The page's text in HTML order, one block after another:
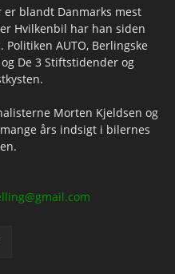
er blandt Danmarks mest
Hvilkenbil har han siden
AUTO, Berlingske
De 3 Stiftstidender og
Morten Kjeldsen og
års indsigt i bilernes